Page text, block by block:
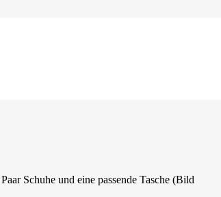
Schuhe und eine passende Tasche (Bild